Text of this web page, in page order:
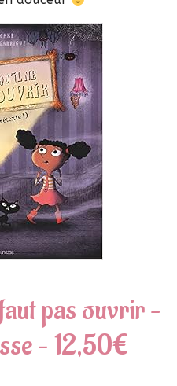
pas ouvrir –
– 12,50€